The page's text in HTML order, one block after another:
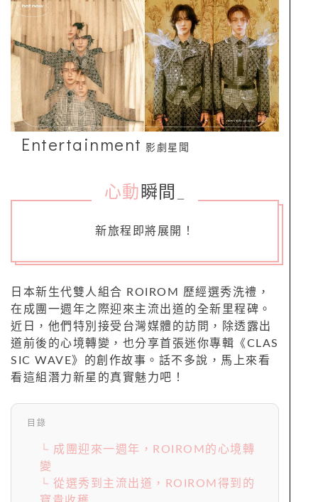
Entertainment 影劇星聞
心動 瞬間
新旅程即將展開！
日本新生代雙人組合 ROIROM 歷經選秀洗禮，
在成團一週年之際迎來主流出道的全新里程碑。
近日，他們特別接受台灣媒體的訪問，除透露出
道前後的心境轉變，也分享首張迷你專輯《CLAS
SIC WAVE》的創作故事。話不多說，馬上來看
看這組潛力新星的真實魅力吧！
目錄
└ 成團迎來一週年，ROIROM的心境轉
變
└ 從選秀到主流出道，ROIROM得到的